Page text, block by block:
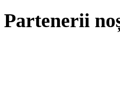
Partenerii